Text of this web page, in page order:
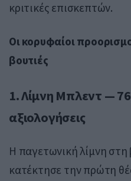
κριτικές επισκεπτών.
Οι κορυφαίοι
βουτιές
1.Λίμνη Μπλεντ —
αξιολογήσεις
Η παγετωνική λίμνη στη
κατέκτησε την πρώτη